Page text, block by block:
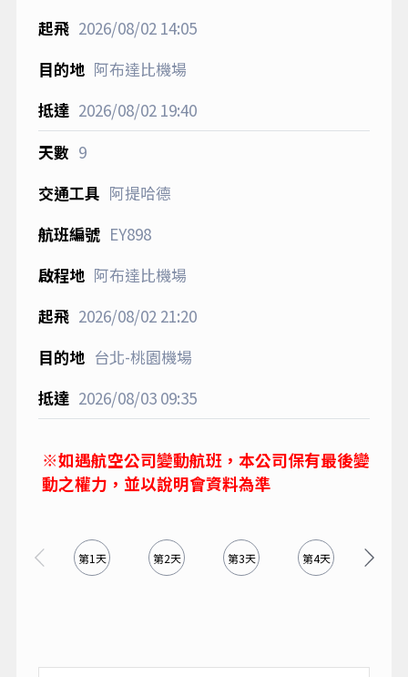
2026/08/0214:05
阿布達比機場
2026/08/0219:40
9
阿提哈德
EY898
阿布達比機場
2026/08/0221:20
台北-桃園機場
2026/08/0309:35
※如遇航空公司變動航班，本公司保有最後變
動之權力，並以說明會資料為準
第1天 第2天 第3天 第4天